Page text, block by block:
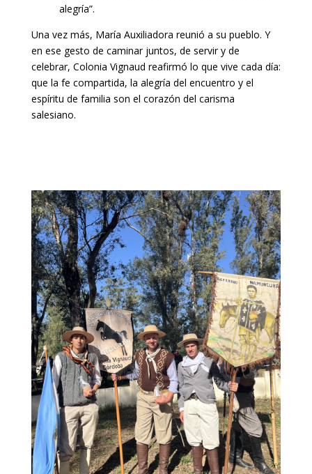
alegría”.
Una vez más, María Auxiliadora reunió a su pueblo. Y
en ese gesto de caminar juntos, de servir y de
celebrar, Colonia Vignaud reafirmó lo que vive cada día:
que la fe compartida, la alegría del encuentro y el
espíritu de familia son el corazón del carisma
salesiano.